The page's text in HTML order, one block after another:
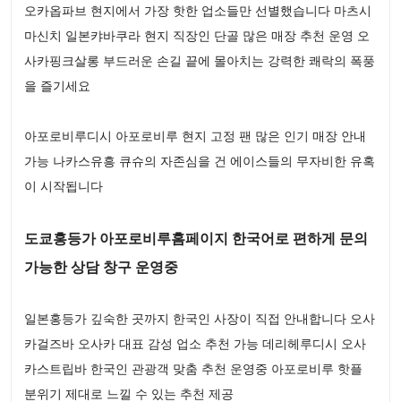
오카옵파브 현지에서 가장 핫한 업소들만 선별했습니다 마츠시
마신치 일본캬바쿠라 현지 직장인 단골 많은 매장 추천 운영 오
사카핑크살롱 부드러운 손길 끝에 몰아치는 강력한 쾌락의 폭풍
을 즐기세요
아포로비루디시 아포로비루 현지 고정 팬 많은 인기 매장 안내
가능 나카스유흥 큐슈의 자존심을 건 에이스들의 무자비한 유혹
이 시작됩니다
도쿄홍등가 아포로비루홈페이지 한국어로 편하게 문의
가능한 상담 창구 운영중
일본홍등가 깊숙한 곳까지 한국인 사장이 직접 안내합니다 오사
카걸즈바 오사카 대표 감성 업소 추천 가능 데리헤루디시 오사
카스트립바 한국인 관광객 맞춤 추천 운영중 아포로비루 핫플
분위기 제대로 느낄 수 있는 추천 제공